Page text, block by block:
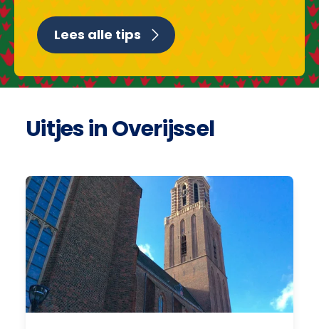
Lees alle tips
Uitjes in Overijssel